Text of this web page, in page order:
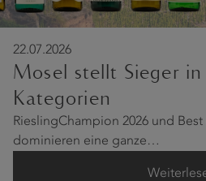
22.07.2026
Mosel stellt Sieger in
Kategorien
RieslingChampion 2026 und
dominieren eine ganze…